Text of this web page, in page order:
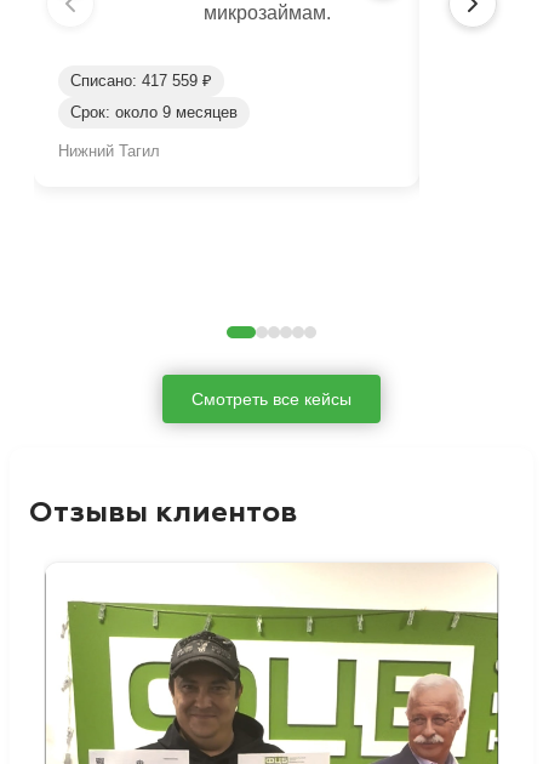
микрозаймам.
Списано: 417 559 ₽
Срок: около 9 месяцев
Нижний Тагил
Смотреть все кейсы
Отзывы клиентов